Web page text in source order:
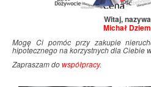
Witaj,
Michał
Mogę Ci pomóc przy zakupie
hipotecznego na korzystnych dla Ciebie
Zapraszam dowspółpracy.